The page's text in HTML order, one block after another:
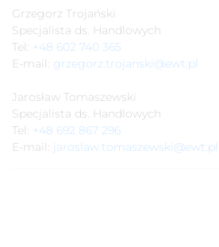
Grzegorz Trojański
Specjalista ds. Handlowych
Tel: +48 602 740 365
E-mail: grzegorz.trojanski@ewt.pl
Jarosław Tomaszewski
Specjalista ds. Handlowych
Tel: +48 692 867 296
E-mail: jaroslaw.tomaszewski@ewt.pl